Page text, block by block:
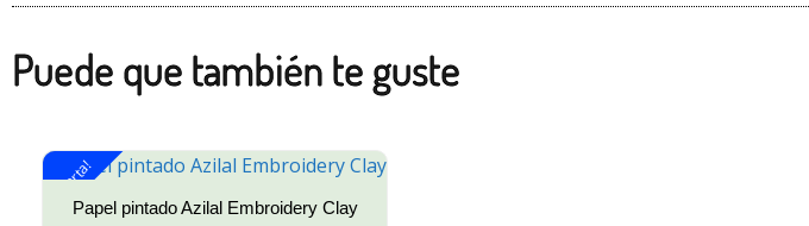
Puede que también te guste
¡Oferta!
Papel pintado Azilal Embroidery Clay